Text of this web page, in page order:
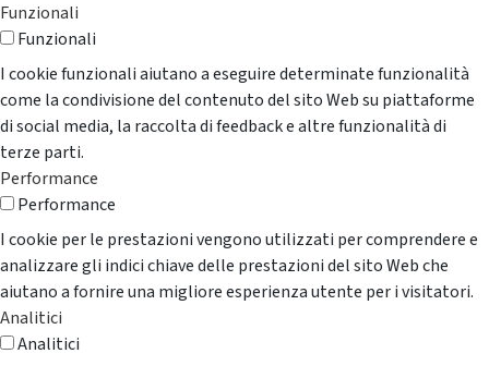
Funzionali
Funzionali
I cookie funzionali aiutano a eseguire determinate funzionalità
come la condivisione del contenuto del sito Web su piattaforme
di social media, la raccolta di feedback e altre funzionalità di
terze parti.
Performance
Performance
I cookie per le prestazioni vengono utilizzati per comprendere e
analizzare gli indici chiave delle prestazioni del sito Web che
aiutano a fornire una migliore esperienza utente per i visitatori.
Analitici
Analitici